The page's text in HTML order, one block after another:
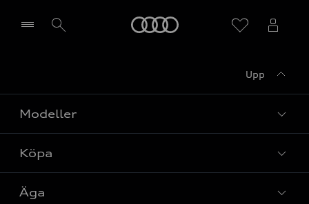
Upp
Modeller
Alla modeller
Elbilar
Köpa
Privaterbjudanden
Äga